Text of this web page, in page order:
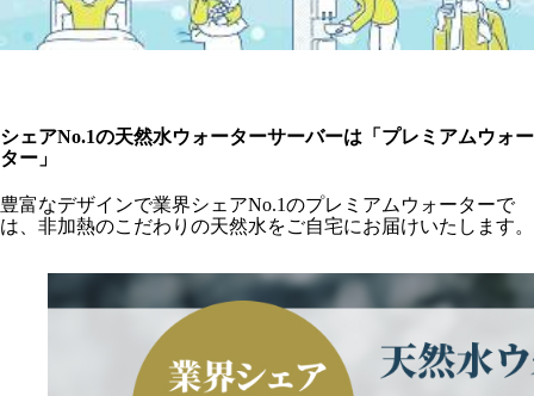
シェアNo.1の天然水ウォーターサーバーは「プレミアムウォー
ター」
豊富なデザインで業界シェアNo.1のプレミアムウォーターで
は、非加熱のこだわりの天然水をご自宅にお届けいたします。